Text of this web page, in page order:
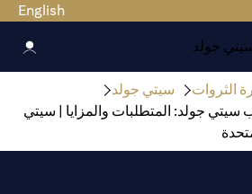
English
الثروات
سيتي جولد
جولد: المتطلبات والمزايا | سيتي